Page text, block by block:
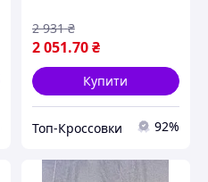
2 051.70₴
2 931 ₴
Купити
Топ-Кроссовки 92%